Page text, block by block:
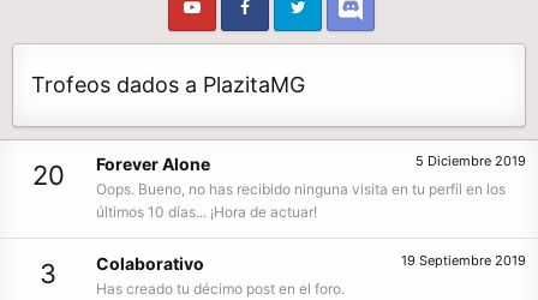
Trofeos dados a PlazitaMG
20 5 Diciembre 2019
Forever Alone
Oops. Bueno, no has recibido ninguna visita en tu perfil en los
últimos 10 días... ¡Hora de actuar!
3 19 Septiembre 2019
Colaborativo
Has creado tu décimo post en el foro.